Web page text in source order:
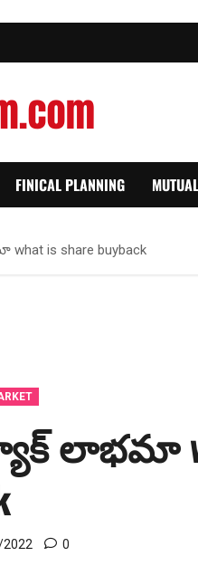
FINICAL PLANNING
is share buyback
లాభ‌మా
0